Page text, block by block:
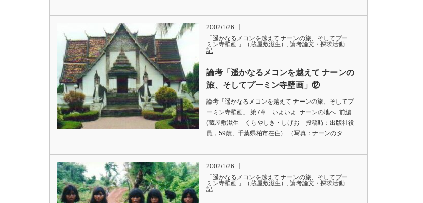
2002/1/26
「遥かなるメコンを越えて ナーンの旅、そしてプー
ミン寺壁画 」（蔵屋敷滋生） , 論考論文・探求活動
記
論考「遥かなるメコンを越えて ナーンの
旅、そしてプーミン寺壁画」⑫
論考「遥かなるメコンを越えて ナーンの旅、そしてプ
ーミン寺壁画」 第7章 いよいよ ナーンの地へ 前編
(蔵屋敷滋生 くらやしき・しげお 投稿時：出版社役
員，59歳、千葉県柏市在住） （写真：ナーンのタ…
2002/1/26
「遥かなるメコンを越えて ナーンの旅、そしてプー
ミン寺壁画 」（蔵屋敷滋生） , 論考論文・探求活動
記